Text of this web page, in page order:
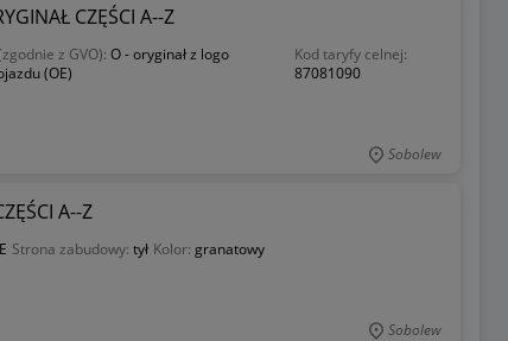
CZĘŚCI A--Z
z GVO):O - oryginał z logo
(OE)
Kod taryfy celnej:
87081090
Sobolew
A--Z
Strona zabudowy: tył Kolor: granatowy
Sobolew